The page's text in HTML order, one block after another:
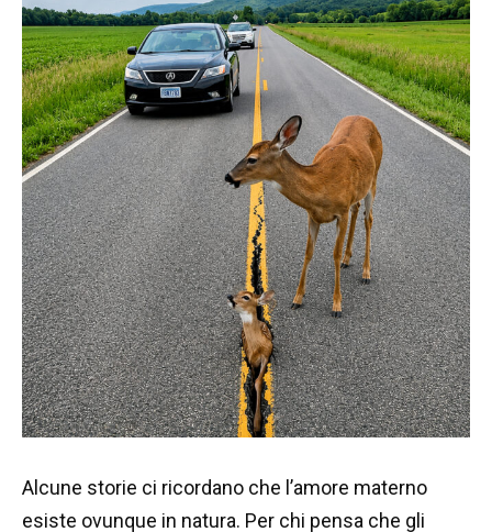
Alcune storie ci ricordano che l’amore materno
esiste ovunque in natura. Per chi pensa che gli